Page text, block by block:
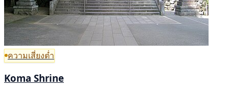
ความเสี่ยงต่ำ
Koma Shrine